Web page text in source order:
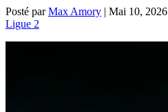
Posté parMax Amory | Mai 10, 2026
Ligue 2